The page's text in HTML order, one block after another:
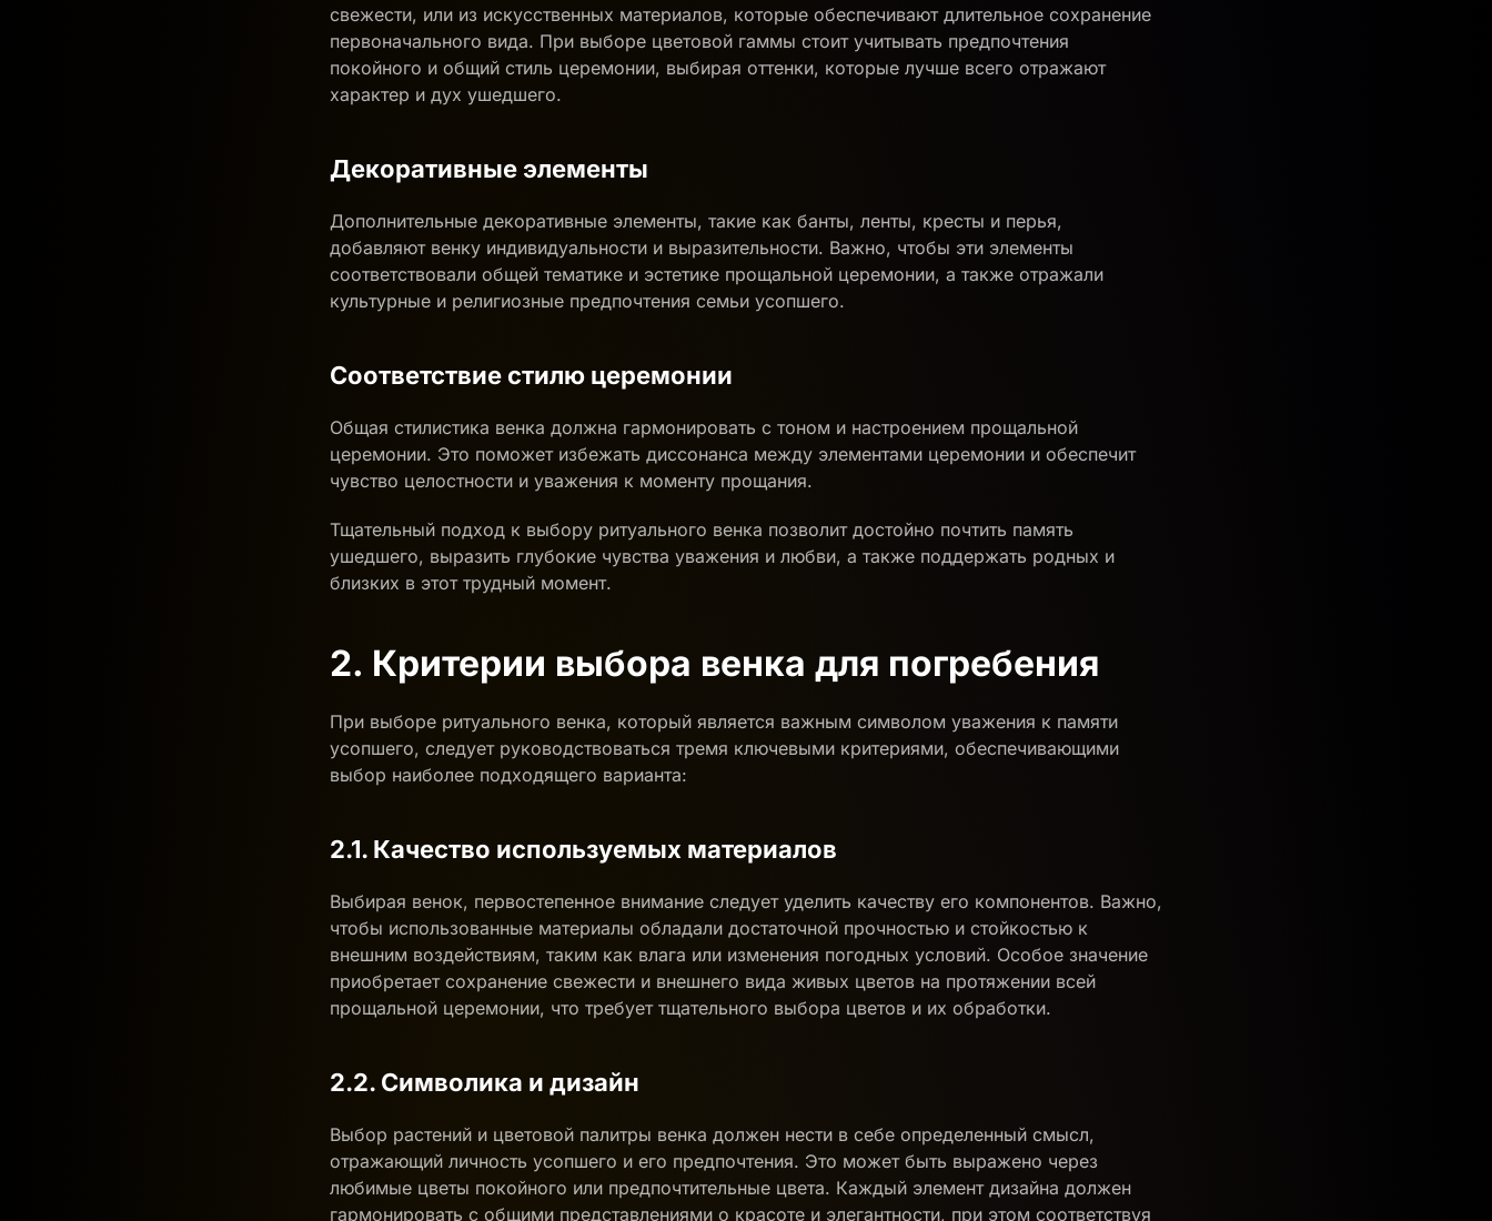
свежести, или из искусственных материалов, которые обеспечивают длительное сохранение
первоначального вида. При выборе цветовой гаммы стоит учитывать предпочтения
покойного и общий стиль церемонии, выбирая оттенки, которые лучше всего отражают
характер и дух ушедшего.
Декоративные элементы
Дополнительные декоративные элементы, такие как банты, ленты, кресты и перья,
добавляют венку индивидуальности и выразительности. Важно, чтобы эти элементы
соответствовали общей тематике и эстетике прощальной церемонии, а также отражали
культурные и религиозные предпочтения семьи усопшего.
Соответствие стилю церемонии
Общая стилистика венка должна гармонировать с тоном и настроением прощальной
церемонии. Это поможет избежать диссонанса между элементами церемонии и обеспечит
чувство целостности и уважения к моменту прощания.
Тщательный подход к выбору ритуального венка позволит достойно почтить память
ушедшего, выразить глубокие чувства уважения и любви, а также поддержать родных и
близких в этот трудный момент.
2. Критерии выбора венка для погребения
При выборе ритуального венка, который является важным символом уважения к памяти
усопшего, следует руководствоваться тремя ключевыми критериями, обеспечивающими
выбор наиболее подходящего варианта:
2.1. Качество используемых материалов
Выбирая венок, первостепенное внимание следует уделить качеству его компонентов. Важно,
чтобы использованные материалы обладали достаточной прочностью и стойкостью к
внешним воздействиям, таким как влага или изменения погодных условий. Особое значение
приобретает сохранение свежести и внешнего вида живых цветов на протяжении всей
прощальной церемонии, что требует тщательного выбора цветов и их обработки.
2.2. Символика и дизайн
Выбор растений и цветовой палитры венка должен нести в себе определенный смысл,
отражающий личность усопшего и его предпочтения. Это может быть выражено через
любимые цветы покойного или предпочтительные цвета. Каждый элемент дизайна должен
гармонировать с общими представлениями о красоте и элегантности, при этом соответствуя